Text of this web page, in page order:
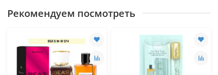
Рекомендуем посмотреть